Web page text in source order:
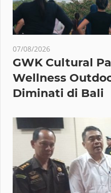
07/08/2026
GWK Cultural
Wellness
Diminati di Bali